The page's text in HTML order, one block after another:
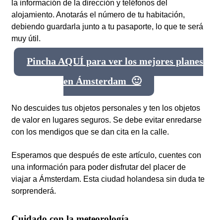
la información de la dirección y teléfonos del
alojamiento. Anotarás el número de tu habitación,
debiendo guardarla junto a tu pasaporte, lo que te será
muy útil.
Pincha AQUÍ para ver los mejores planes
en Ámsterdam 🙂
No descuides tus objetos personales y ten los objetos
de valor en lugares seguros. Se debe evitar enredarse
con los mendigos que se dan cita en la calle.
Esperamos que después de este artículo, cuentes con
una información para poder disfrutar del placer de
viajar a Ámsterdam. Esta ciudad holandesa sin duda te
sorprenderá.